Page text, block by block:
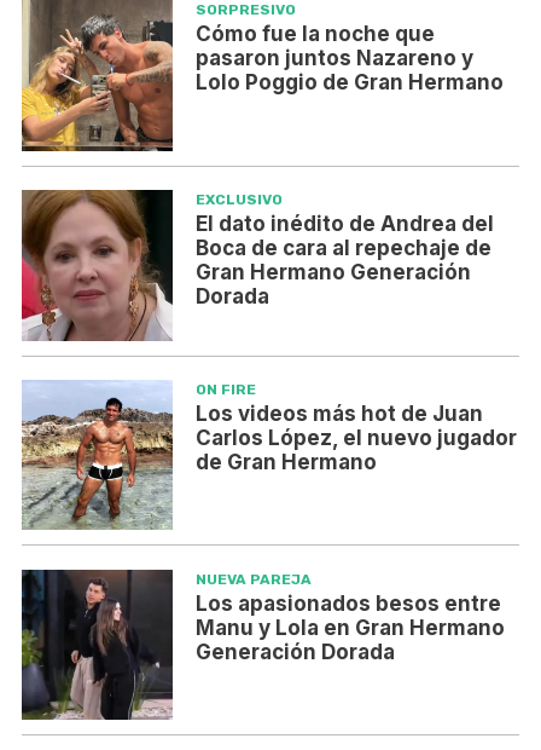
SORPRESIVO
Cómo fue la noche que
pasaron juntos Nazareno y
Lolo Poggio de Gran Hermano
EXCLUSIVO
El dato inédito de Andrea del
Boca de cara al repechaje de
Gran Hermano Generación
Dorada
ON FIRE
Los videos más hot de Juan
Carlos López, el nuevo jugador
de Gran Hermano
NUEVA PAREJA
Los apasionados besos entre
Manu y Lola en Gran Hermano
Generación Dorada